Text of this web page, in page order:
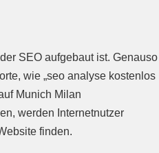
SEO aufgebaut ist. Genauso
wie „seo analyse kostenlos
Munich Milan
werden Internetnutzer
finden.